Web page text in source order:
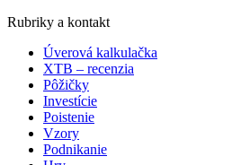
Rubriky a kontakt
Úverová kalkulačka
XTB – recenzia
Pôžičky
Investície
Poistenie
Vzory
Podnikanie